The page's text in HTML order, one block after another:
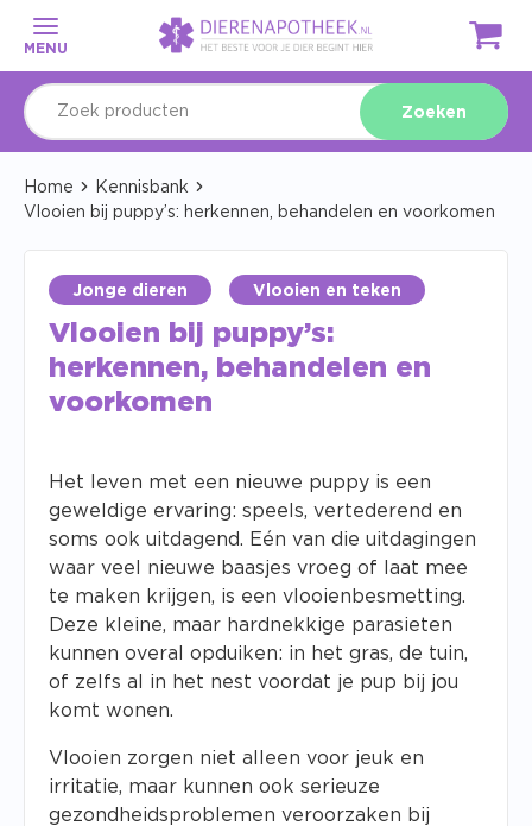
MENU
Zoeken
Home
Kennisbank
Vlooien bij puppy’s: herkennen, behandelen en voorkomen
Jonge dieren Vlooien en teken
Vlooien bij puppy’s:
herkennen, behandelen en
voorkomen
Het leven met een nieuwe puppy is een
geweldige ervaring: speels, vertederend en
soms ook uitdagend. Eén van die uitdagingen
waar veel nieuwe baasjes vroeg of laat mee
te maken krijgen, is een vlooienbesmetting.
Deze kleine, maar hardnekkige parasieten
kunnen overal opduiken: in het gras, de tuin,
of zelfs al in het nest voordat je pup bij jou
komt wonen.
Vlooien zorgen niet alleen voor jeuk en
irritatie, maar kunnen ook serieuze
gezondheidsproblemen veroorzaken bij